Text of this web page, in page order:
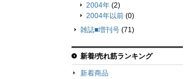
2004年 (2)
2004年以前 (0)
雑誌■増刊号 (71)
新着/売れ筋ランキング
新着商品